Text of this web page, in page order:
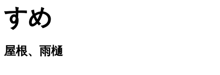
すめ
屋根、雨樋